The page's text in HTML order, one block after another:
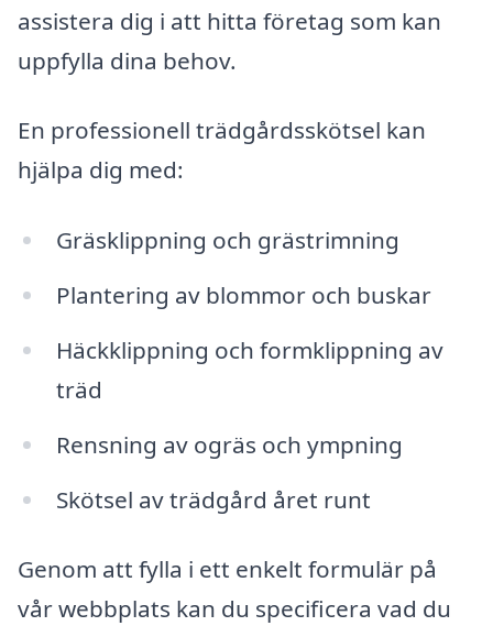
assistera dig i att hitta företag som kan
uppfylla dina behov.
En professionell trädgårdsskötsel kan
hjälpa dig med:
Gräsklippning och grästrimning
Plantering av blommor och buskar
Häckklippning och formklippning av
träd
Rensning av ogräs och ympning
Skötsel av trädgård året runt
Genom att fylla i ett enkelt formulär på
vår webbplats kan du specificera vad du